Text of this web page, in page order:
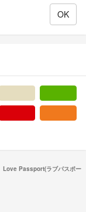
Love Passport(ラブパスポー